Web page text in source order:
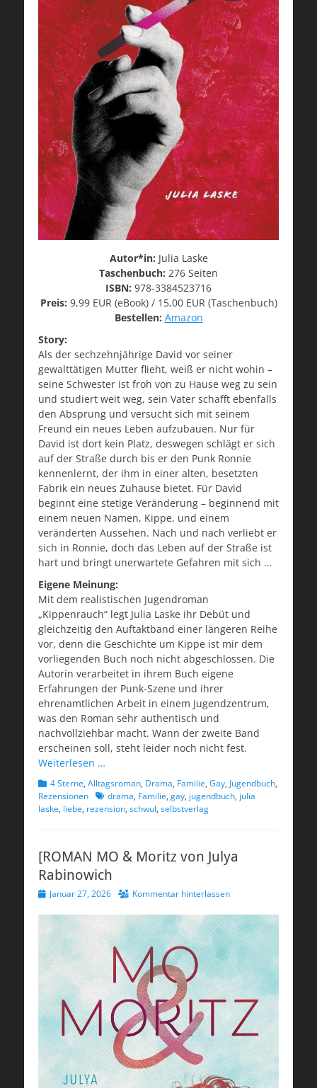
Autor*in: Julia Laske
Taschenbuch: 276 Seiten
ISBN: 978-3384523716
Preis: 9,99 EUR (eBook) / 15,00 EUR (Taschenbuch)
Bestellen: Amazon
Story:
Als der sechzehnjährige David vor seiner
gewalttätigen Mutter flieht, weiß er nicht wohin –
seine Schwester ist froh von zu Hause weg zu sein
und studiert weit weg, sein Vater schafft ebenfalls
den Absprung und versucht sich mit seinem
Freund ein neues Leben aufzubauen. Nur für
David ist dort kein Platz, deswegen schlägt er sich
auf der Straße durch bis er den Punk Ronnie
kennenlernt, der ihm in einer alten, besetzten
Fabrik ein neues Zuhause bietet. Für David
beginnt eine stetige Veränderung – beginnend mit
einem neuen Namen, Kippe, und einem
veränderten Aussehen. Nach und nach verliebt er
sich in Ronnie, doch das Leben auf der Straße ist
hart und bringt unerwartete Gefahren mit sich …
Eigene Meinung:
Mit dem realistischen Jugendroman
„Kippenrauch“ legt Julia Laske ihr Debüt und
gleichzeitig den Auftaktband einer längeren Reihe
vor, denn die Geschichte um Kippe ist mir dem
vorliegenden Buch noch nicht abgeschlossen. Die
Autorin verarbeitet in ihrem Buch eigene
Erfahrungen der Punk-Szene und ihrer
ehrenamtlichen Arbeit in einem Jugendzentrum,
was den Roman sehr authentisch und
nachvollziehbar macht. Wann der zweite Band
erscheinen soll, steht leider noch nicht fest.
Weiterlesen …
Kategorien
4 Sterne, Alltagsroman, Drama, Familie, Gay, Jugendbuch,
Rezensionen Schlagworte
drama, Familie, gay, jugendbuch, julia
laske, liebe, rezension, schwul, selbstverlag
[ROMAN MO & Moritz von Julya
Rabinowich
Veröffentlicht
Januar 27, 2026 Kommentar hinterlassen